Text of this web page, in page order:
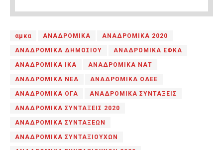
αμκα ΑΝΑΔΡΟΜΙΚΑ ΑΝΑΔΡΟΜΙΚΑ 2020
ΑΝΑΔΡΟΜΙΚΑ ΔΗΜΟΣΙΟΥ ΑΝΑΔΡΟΜΙΚΑ ΕΦΚΑ
ΑΝΑΔΡΟΜΙΚΑ ΙΚΑ ΑΝΑΔΡΟΜΙΚΑ ΝΑΤ
ΑΝΑΔΡΟΜΙΚΑ ΝΕΑ ΑΝΑΔΡΟΜΙΚΑ ΟΑΕΕ
ΑΝΑΔΡΟΜΙΚΑ ΟΓΑ ΑΝΑΔΡΟΜΙΚΑ ΣΥΝΤΑΞΕΙΣ
ΑΝΑΔΡΟΜΙΚΑ ΣΥΝΤΑΞΕΙΣ 2020
ΑΝΑΔΡΟΜΙΚΑ ΣΥΝΤΑΞΕΩΝ
ΑΝΑΔΡΟΜΙΚΑ ΣΥΝΤΑΞΙΟΥΧΩΝ